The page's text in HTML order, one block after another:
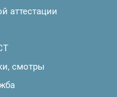
аттестации
смотры